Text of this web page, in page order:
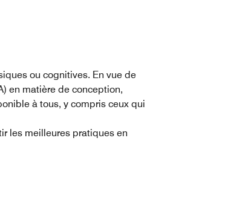
ou cognitives. En vue de
en matière de conception,
à tous, y compris ceux qui
les meilleures pratiques en